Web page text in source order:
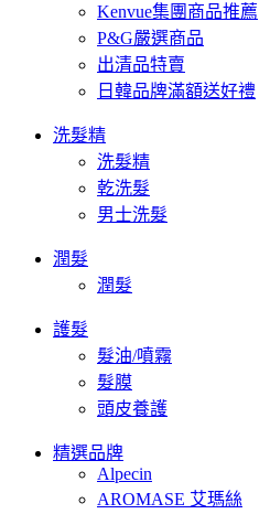
Kenvue集團商品推薦
P&G嚴選商品
出清品特賣
日韓品牌滿額送好禮
洗髮精
洗髮精
乾洗髮
男士洗髮
潤髮
潤髮
護髮
髮油/噴霧
髮膜
頭皮養護
精選品牌
Alpecin
AROMASE 艾瑪絲